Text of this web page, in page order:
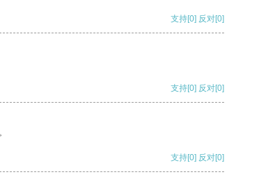
支持[0] 反对[0]
支持[0] 反对[0]
支持[0] 反对[0]